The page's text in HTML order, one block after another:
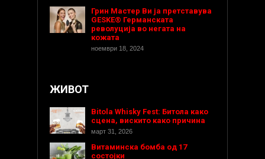
Грин Мастер Ви ја претставува
GESKE® Германската
револуција во негата на
кожата
ноември 18, 2024
ЖИВОТ
Bitola Whisky Fest: Битола како
сцена, вискито како причина
март 31, 2026
Витаминска бомба од 17
состојки